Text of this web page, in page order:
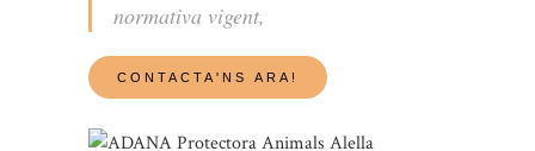
normativa vigent,